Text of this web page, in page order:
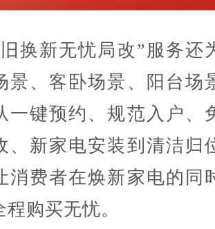
新无忧局改”服务还
景、客卧场景、阳台场
一键预约、规范入户、
、新家电安装到清洁归
消费者在焕新家电的同
购买无忧。